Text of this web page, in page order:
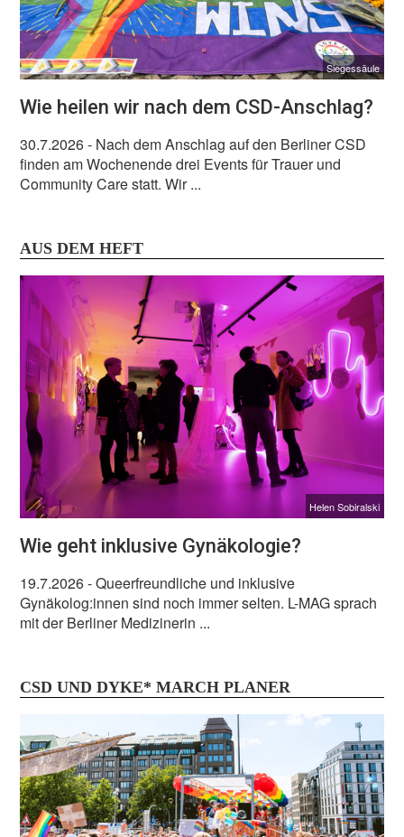
Siegessäule
Wie heilen wir nach dem CSD-Anschlag?
30.7.2026- Nach dem Anschlag auf den Berliner CSD
finden am Wochenende drei Events für Trauer und
Community Care statt. Wir ...
AUS DEM HEFT
Helen Sobiralski
Wie geht inklusive Gynäkologie?
19.7.2026- Queerfreundliche und inklusive
Gynäkolog:innen sind noch immer selten. L-MAG sprach
mit der Berliner Medizinerin ...
CSD UND DYKE* MARCH PLANER